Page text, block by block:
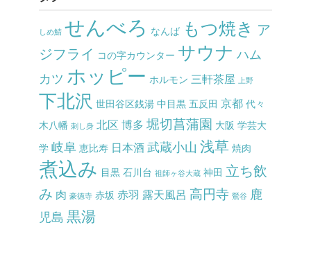
しめ鯖 せんべろ なんば もつ焼き ア
ジフライ コの字カウンター サウナ ハム
カツ ホッピー ホルモン 三軒茶屋 上野
下北沢 世田谷区銭湯 中目黒 五反田 京都 代々
木八幡 刺し身 北区 博多 堀切菖蒲園 大阪 学芸大
学 岐阜 恵比寿 日本酒 武蔵小山 浅草 焼肉
煮込み 目黒 石川台 祖師ヶ谷大蔵 神田 立ち飲
み 肉 豪徳寺 赤坂 赤羽 露天風呂 高円寺 鶯谷 鹿
児島 黒湯